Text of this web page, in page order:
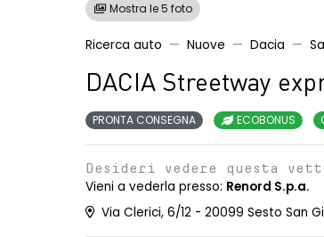
Mostra le 5 foto
Ricerca auto Nuove Dacia
DACIA Streetway
PRONTA CONSEGNA ECOBONUS
Desideri vedere questa
Vieni a vederla presso: Renord S.p.a.
Via Clerici, 6/12 - 20099 Sesto San